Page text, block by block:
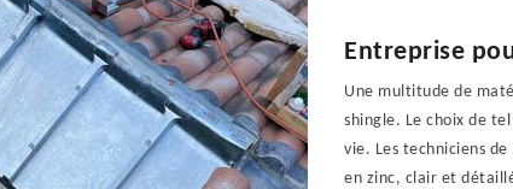
Entreprise
Une multitude de
shingle. Le choix de
vie. Les techniciens
en zinc, clair et